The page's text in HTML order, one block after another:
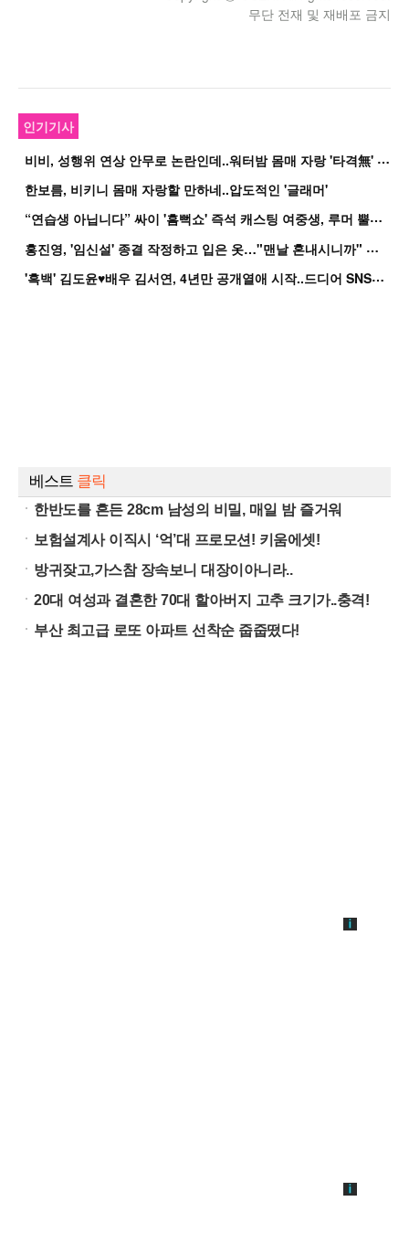
무단 전재 및 재배포 금지
인기기사
비
비, 성행위 연상 안무로 논란인데..워터밤 몸매 자랑 '타격無' 근황
한보름, 비키니 몸매 자랑할 만하네..압도적인 '글래머'
“
연습생 아닙니다” 싸이 '흠뻑쇼' 즉석 캐스팅 여중생, 루머 뿔났다[Oh!쎈 이...
홍
진영, '임신설' 종결 작정하고 입은 옷…"맨날 혼내시니까" 억울
'
흑백' 김도윤♥배우 김서연, 4년만 공개열애 시작..드디어 SNS에 노출 [핫피...